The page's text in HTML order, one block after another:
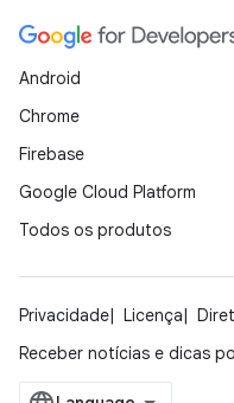
Android
Chrome
Firebase
Google Cloud Platform
Todos os produtos
Privacidade Licença
Receber notícias e dicas